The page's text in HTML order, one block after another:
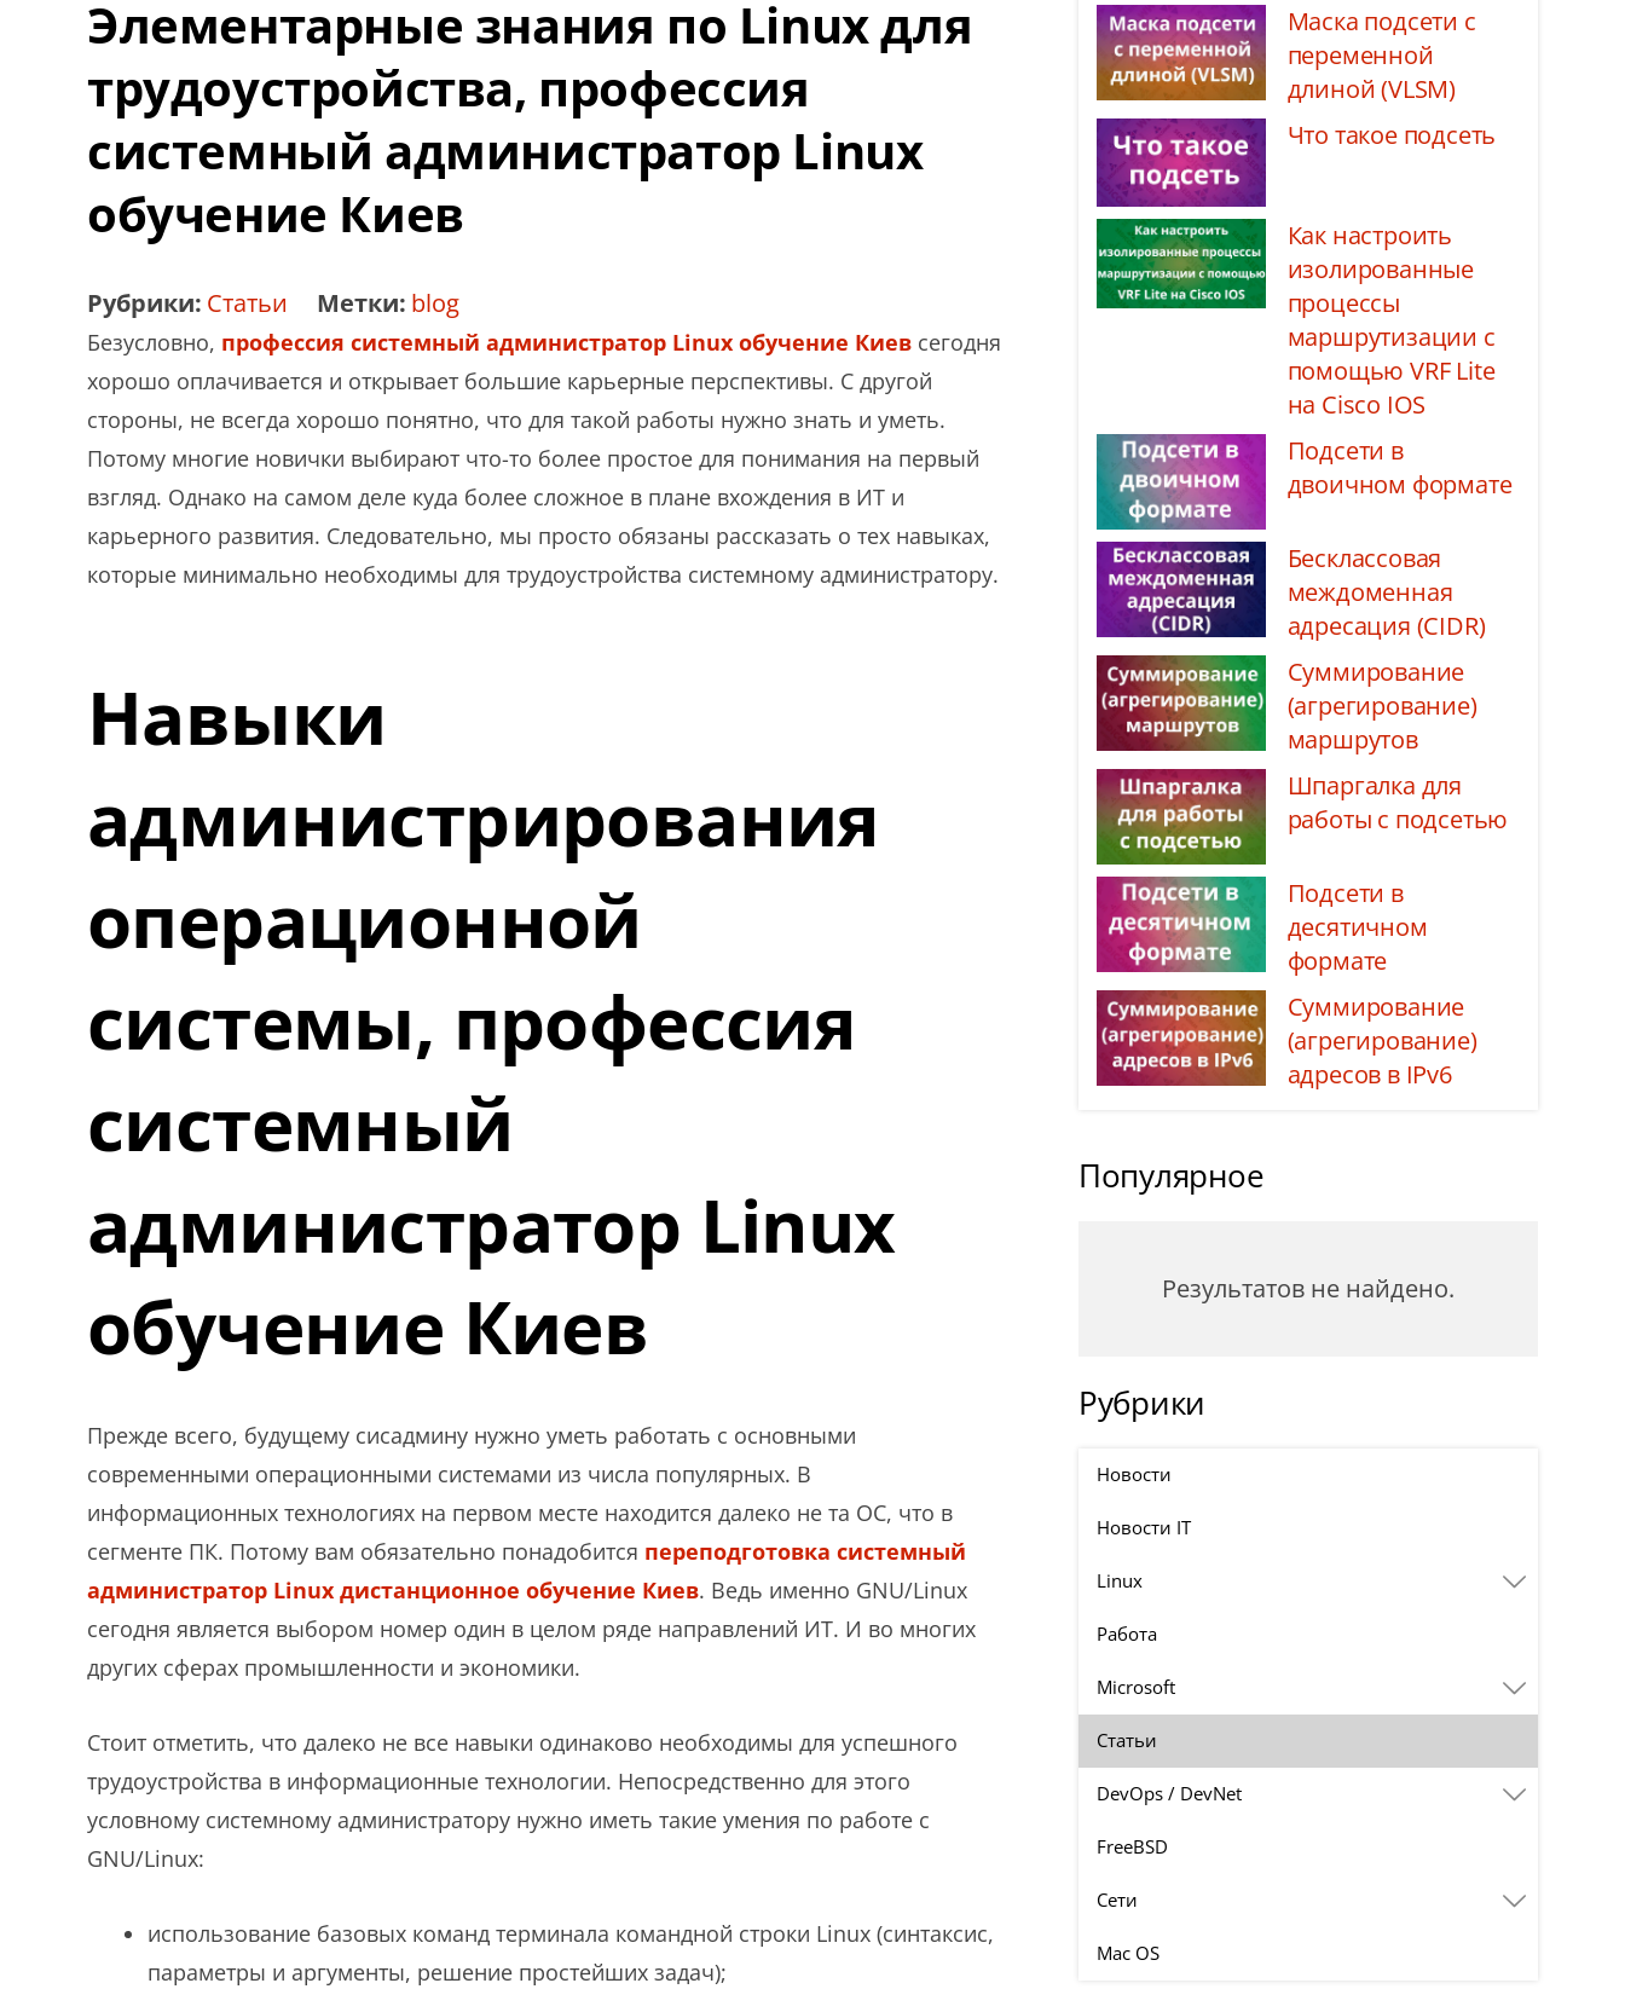
Элементарные знания по Linux для
трудоустройства, профессия
системный администратор Linux
обучение Киев
Рубрики: Статьи Метки: blog
Безусловно, профессия системный администратор Linux обучение Киев сегодня
хорошо оплачивается и открывает большие карьерные перспективы. С другой
стороны, не всегда хорошо понятно, что для такой работы нужно знать и уметь.
Потому многие новички выбирают что-то более простое для понимания на первый
взгляд. Однако на самом деле куда более сложное в плане вхождения в ИТ и
карьерного развития. Следовательно, мы просто обязаны рассказать о тех навыках,
которые минимально необходимы для трудоустройства системному администратору.
Навыки
администрирования
операционной
системы, профессия
системный
администратор Linux
обучение Киев
Прежде всего, будущему сисадмину нужно уметь работать с основными
современными операционными системами из числа популярных. В
информационных технологиях на первом месте находится далеко не та ОС, что в
сегменте ПК. Потому вам обязательно понадобится переподготовка системный
администратор Linux дистанционное обучение Киев. Ведь именно GNU/Linux
сегодня является выбором номер один в целом ряде направлений ИТ. И во многих
других сферах промышленности и экономики.
Стоит отметить, что далеко не все навыки одинаково необходимы для успешного
трудоустройства в информационные технологии. Непосредственно для этого
условному системному администратору нужно иметь такие умения по работе с
GNU/Linux:
использование базовых команд терминала командной строки Linux (синтаксис,
параметры и аргументы, решение простейших задач);
Маска подсети с
переменной
длиной (VLSM)
Что такое подсеть
Как настроить
изолированные
процессы
маршрутизации с
помощью VRF Lite
на Cisco IOS
Подсети в
двоичном формате
Бесклассовая
междоменная
адресация (CIDR)
Суммирование
(агрегирование)
маршрутов
Шпаргалка для
работы с подсетью
Подсети в
десятичном
формате
Суммирование
(агрегирование)
адресов в IPv6
Популярное
Результатов не найдено.
Рубрики
Новости
Новости IT
Linux
Работа
Microsoft
Статьи
DevOps / DevNet
FreeBSD
Сети
Mac OS